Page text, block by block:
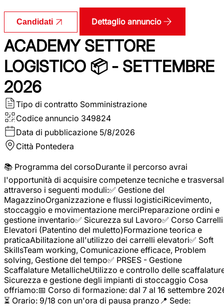
Candidati Dettaglio annuncio
ACADEMY SETTORE
LOGISTICO 📦 - SETTEMBRE
2026
Tipo di contratto Somministrazione
Codice annuncio 349824
Data di pubblicazione 5/8/2026
Città Pontedera
📚 Programma del corsoDurante il percorso avrai
l'opportunità di acquisire competenze tecniche e
attraverso i seguenti moduli:✅ Gestione del
MagazzinoOrganizzazione e flussi logisticiRicevimento,
stoccaggio e movimentazione merciPreparazione ordini e
gestione inventario✅ Sicurezza sul Lavoro✅ Corso Carrelli
Elevatori (Patentino del muletto)Formazione teorica e
praticaAbilitazione all'utilizzo dei carrelli elevatori✅ Soft
SkillsTeam working, Comunicazione efficace, Problem
solving, Gestione del tempo✅ PRSES - Gestione
Scaffalature MetallicheUtilizzo e controllo delle
Sicurezza e gestione degli impianti di stoccaggio Cosa
offriamo:📅 Corso di formazione: dal 7 al 16 settembre
⏳ Orario: 9/18 con un'ora di pausa pranzo📍 Sede: